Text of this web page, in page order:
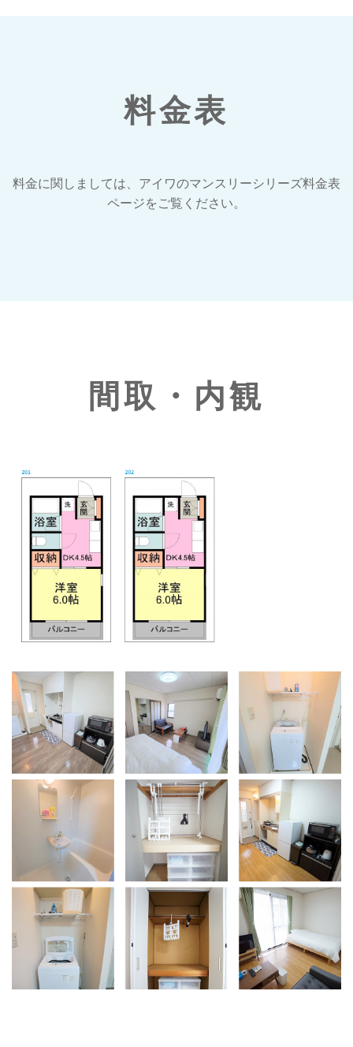
料金表
料金に関しましては、アイワのマンスリーシリーズ料金表
ページをご覧ください。
間取・内観